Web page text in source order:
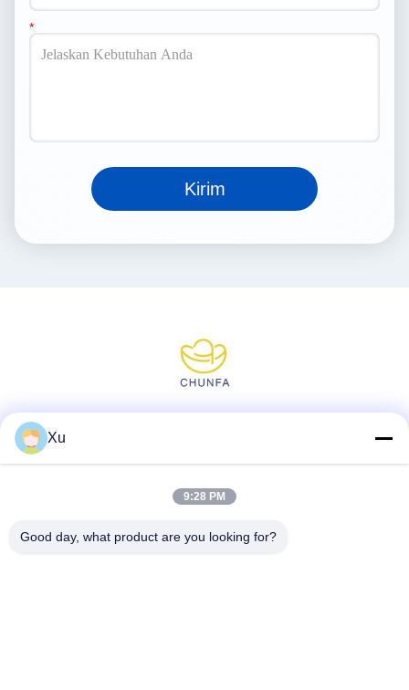
Kirim
Xu
9:28 PM
Good day, what product are you looking for?